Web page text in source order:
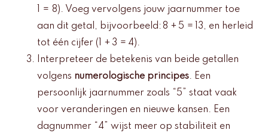
1 = 8). Voeg vervolgens jouw jaarnummer toe
aan dit getal, bijvoorbeeld: 8 + 5 = 13, en herleid
tot één cijfer (1 + 3 = 4).
Interpreteer de betekenis van beide getallen
volgens numerologische principes. Een
persoonlijk jaarnummer zoals “5” staat vaak
voor veranderingen en nieuwe kansen. Een
dagnummer “4” wijst meer op stabiliteit en